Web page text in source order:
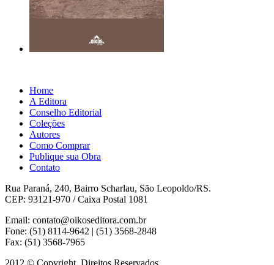
Home
A Editora
Conselho Editorial
Coleções
Autores
Como Comprar
Publique sua Obra
Contato
Rua Paraná, 240, Bairro Scharlau, São Leopoldo/RS.
CEP: 93121-970 / Caixa Postal 1081
Email: contato@oikoseditora.com.br
Fone: (51) 8114-9642 | (51) 3568-2848
Fax: (51) 3568-7965
2012 © Copyright. Direitos Reservados.